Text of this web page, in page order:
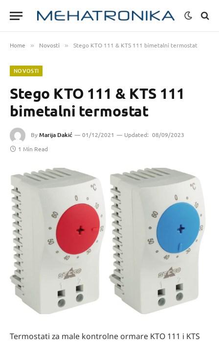
Home » Novosti » Stego KTO 111 & KTS 111 bimetalni termostat
NOVOSTI
Stego KTO 111 & KTS 111
bimetalni termostat
ByMarija Dakić 01/12/2021 Updated: 08/09/2023
1 Min Read
Termostati za male kontrolne ormare KTO 111 i KTS